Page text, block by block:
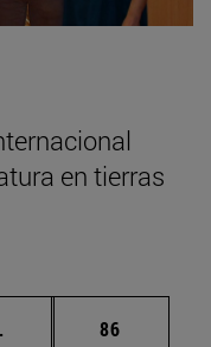
en tierras
Páginas intermedias
Página
86